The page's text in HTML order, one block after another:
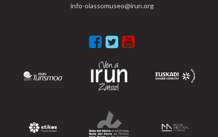
info-oiassomuseo@irun.org